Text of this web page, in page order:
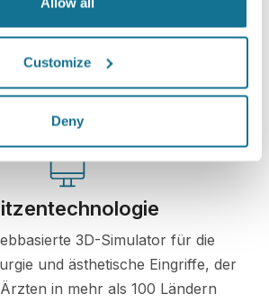
Customize
Deny
jeder Zeit zu schützen. Unsere
Sicherheit und der Schutz Ihrer
garantiert werden.
3D-Simulator für die
und ästhetische Eingriffe, der
in mehr als 100 Ländern